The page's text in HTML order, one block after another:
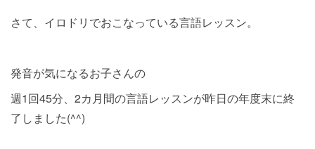
さて、イロドリでおこなっている言語レッスン。
発音が気になるお子さんの
週1回45分、2カ月間の言語レッスンが昨日の年度末に終
了しました(^^)